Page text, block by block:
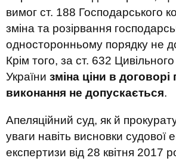
вимог ст. 188 Господарського
зміна та розірвання
односторонньому порядку не
Крім того, за ст. 632
України зміна ціни в договорі
виконання не допускається.
Апеляційний суд, як й
уваги навіть висновки судової
експертизи від 28 квітня 2017